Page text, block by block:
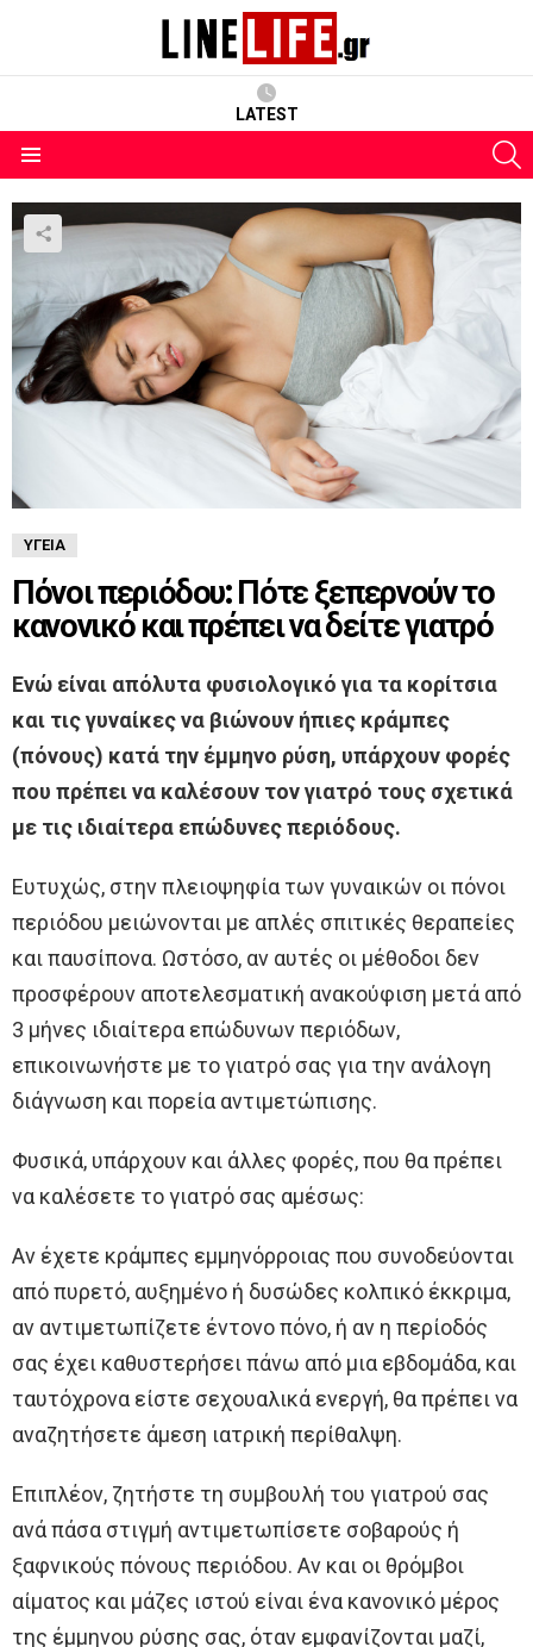
LATEST
ΥΓΕΊΑ
Πόνοι περιόδου: Πότε ξεπερνούν το
κανονικό και πρέπει να δείτε γιατρό
Ενώ είναι απόλυτα φυσιολογικό για τα κορίτσια
και τις γυναίκες να βιώνουν ήπιες κράμπες
(πόνους) κατά την έμμηνο ρύση, υπάρχουν φορές
που πρέπει να καλέσουν τον γιατρό τους σχετικά
με τις ιδιαίτερα επώδυνες περιόδους.
Ευτυχώς, στην πλειοψηφία των γυναικών οι πόνοι
περιόδου μειώνονται με απλές σπιτικές θεραπείες
και παυσίπονα. Ωστόσο, αν αυτές οι μέθοδοι δεν
προσφέρουν αποτελεσματική ανακούφιση μετά από
3 μήνες ιδιαίτερα επώδυνων περιόδων,
επικοινωνήστε με το γιατρό σας για την ανάλογη
διάγνωση και πορεία αντιμετώπισης.
Φυσικά, υπάρχουν και άλλες φορές, που θα πρέπει
να καλέσετε το γιατρό σας αμέσως:
Αν έχετε κράμπες εμμηνόρροιας που συνοδεύονται
από πυρετό, αυξημένο ή δυσώδες κολπικό έκκριμα,
αν αντιμετωπίζετε έντονο πόνο, ή αν η περίοδός
σας έχει καθυστερήσει πάνω από μια εβδομάδα, και
ταυτόχρονα είστε σεχουαλικά ενεργή, θα πρέπει να
αναζητήσετε άμεση ιατρική περίθαλψη.
Επιπλέον, ζητήστε τη συμβουλή του γιατρού σας
ανά πάσα στιγμή αντιμετωπίσετε σοβαρούς ή
ξαφνικούς πόνους περιόδου. Αν και οι θρόμβοι
αίματος και μάζες ιστού είναι ένα κανονικό μέρος
της έμμηνου ρύσης σας, όταν εμφανίζονται μαζί,